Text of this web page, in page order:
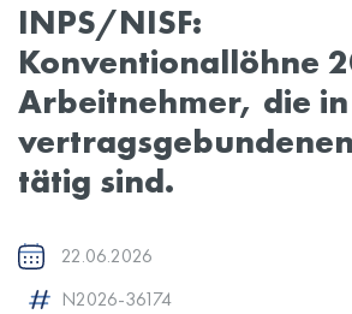
INPS/NISF:
Konventionallöhne
Arbeitnehmer, die
tätig sind.
22.06.2026
N2026-36174